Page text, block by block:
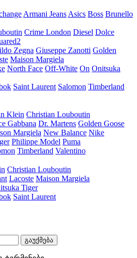
Armani Jeans Asics Boss Brunello
Crime London Diesel Dolce
Zegna Giuseppe Zanotti Golden
Maison Margiela
North Face Off-White On Onitsuka
Saint Laurent Salomon Timberland
Klein Christian Louboutin
Gabbana Dr. Martens Golden Goose
Margiela New Balance Nike
Philippe Model Puma
Timberland Valentino
Christian Louboutin
Lacoste Maison Margiela
Tiger
Saint Laurent
გაუქმება